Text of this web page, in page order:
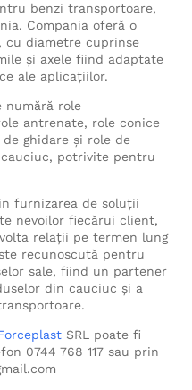
benzi transportoare,
Compania oferă o
cu diametre cuprinse
și axele fiind adaptate
ale aplicațiilor.
numără role
antrenate, role conice
ghidare și role de
potrivite pentru
furnizarea de soluții
nevoilor fiecărui client,
relații pe termen lung
recunoscută pentru
sale, fiind un partener
din cauciuc și a
SRL poate fi
0744 768 117 sau prin